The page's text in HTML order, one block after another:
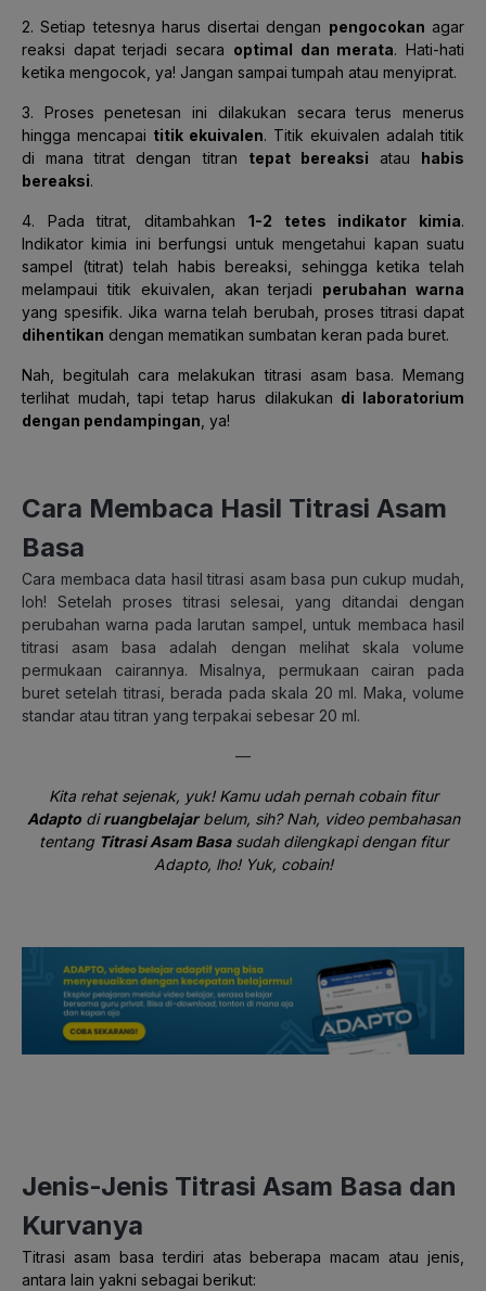
2. Setiap tetesnya harus disertai dengan pengocokan agar
reaksi dapat terjadi secara optimal dan merata. Hati-hati
ketika mengocok, ya! Jangan sampai tumpah atau menyiprat.
3. Proses penetesan ini dilakukan secara terus menerus
hingga mencapai titik ekuivalen. Titik ekuivalen adalah titik
di mana titrat dengan titran tepat bereaksi atau habis
bereaksi.
4. Pada titrat, ditambahkan 1-2 tetes indikator kimia.
Indikator kimia ini berfungsi untuk mengetahui kapan suatu
sampel (titrat) telah habis bereaksi, sehingga ketika telah
melampaui titik ekuivalen, akan terjadi perubahan warna
yang spesifik. Jika warna telah berubah, proses titrasi dapat
dihentikan dengan mematikan sumbatan keran pada buret.
Nah, begitulah cara melakukan titrasi asam basa. Memang
terlihat mudah, tapi tetap harus dilakukan di laboratorium
dengan pendampingan , ya!
Cara Membaca Hasil Titrasi Asam
Basa
Cara membaca data hasil titrasi asam basa pun cukup mudah,
loh! Setelah proses titrasi selesai, yang ditandai dengan
perubahan warna pada larutan sampel, untuk membaca hasil
titrasi asam basa adalah dengan melihat skala volume
permukaan cairannya. Misalnya, permukaan cairan pada
buret setelah titrasi, berada pada skala 20 ml. Maka, volume
standar atau titran yang terpakai sebesar 20 ml.
—
Kita rehat sejenak, yuk! Kamu udah pernah cobain fitur
Adaptodiruangbelajarbelum, sih? Nah, video pembahasan
tentang Titrasi Asam Basasudah dilengkapi dengan fitur
Adapto, lho! Yuk, cobain!
Jenis-Jenis Titrasi Asam Basa dan
Kurvanya
Titrasi asam basa terdiri atas beberapa macam atau jenis,
antara lain yakni sebagai berikut: